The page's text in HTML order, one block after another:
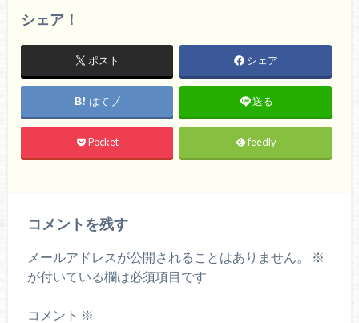
シェア！
ポスト シェア
はてブ 送る
Pocket feedly
コメントを残す
メールアドレスが公開されることはありません。
※
が付いている欄は必須項目です
コメント ※